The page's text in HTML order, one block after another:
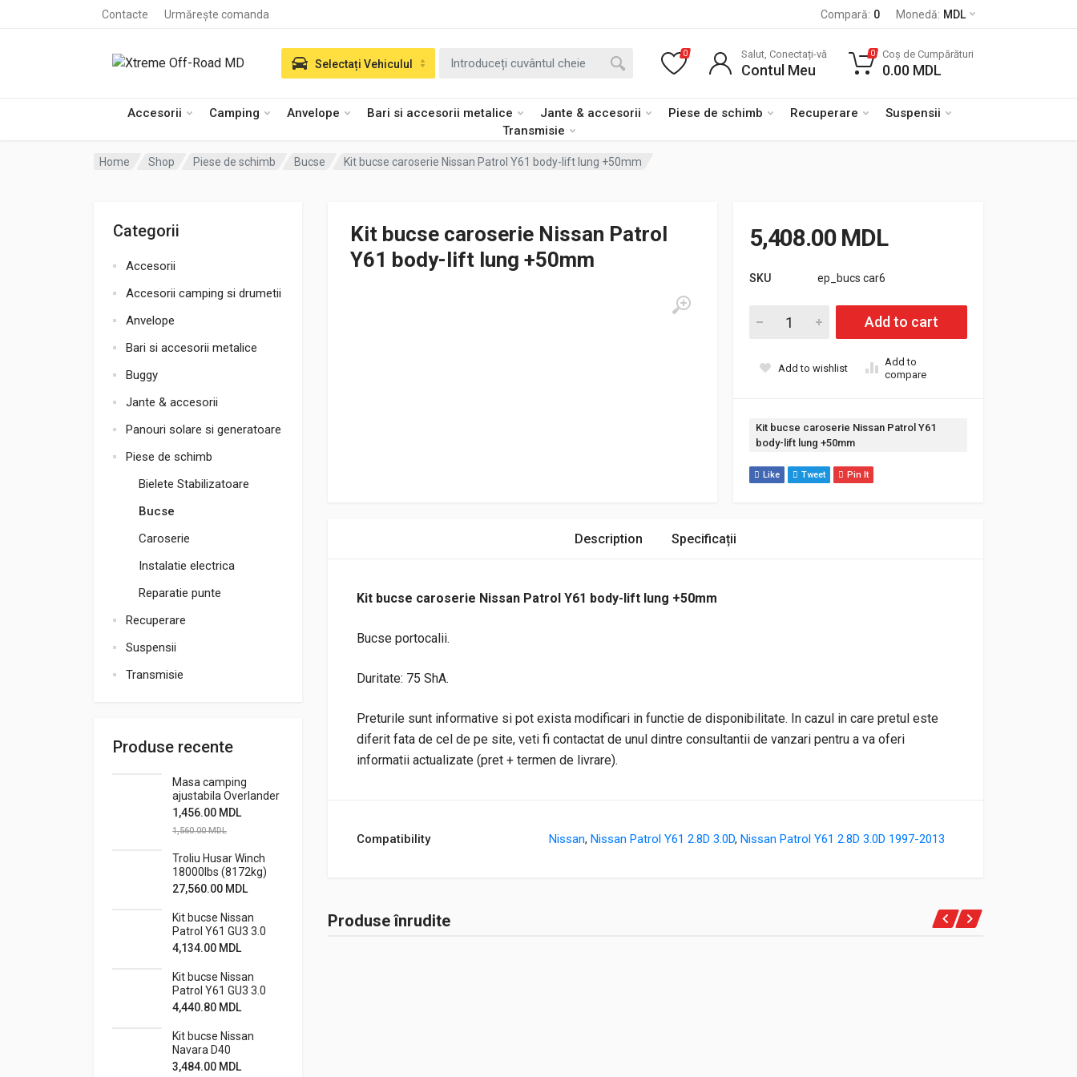
Contacte Urmărește comanda Compară: 0 Monedă: MDL
Accesorii Camping Anvelope Bari si accesorii metalice Jante & accesorii Piese de schimb Recuperare
Suspensii
Transmisie
Selectați Vehiculul
0 Salut, Conectați-vă
Contul Meu
0 Coș de Cumpărături
0.00 MDL
Home Shop Piese de schimb Bucse Kit bucse caroserie Nissan Patrol Y61 body-lift lung +50mm
Categorii
Accesorii
Accesorii camping si drumetii
Anvelope
Bari si accesorii metalice
Buggy
Jante & accesorii
Panouri solare si generatoare
Piese de schimb
Bielete Stabilizatoare
Bucse
Caroserie
Instalatie electrica
Reparatie punte
Recuperare
Suspensii
Transmisie
Produse recente
Masa camping
ajustabila Overlander
1,456.00 MDL
1,560.00MDL
Troliu Husar Winch
18000lbs (8172kg)
24V
27,560.00 MDL
Kit bucse Nissan
Patrol Y61 GU3 3.0
standard cu bucse
road
4,134.00 MDL
Kit bucse Nissan
Patrol Y61 GU3 3.0
standard cu bucse
metalice+stabiliz.
off-road
4,440.80 MDL
Kit bucse Nissan
Navara D40
3,484.00 MDL
Kit bucse caroserie Nissan Patrol
Y61 body-lift lung +50mm
5,408.00 MDL
SKU ep_bucs car6
Cantitate Kit bucse caroserie Nissan Patrol Y61 body-lift lung
Add to cart
Add to wishlist
Add to
compare
Etichetă:
Kit bucse caroserie Nissan Patrol Y61
body-lift lung +50mm
Like Tweet Pin It
Description Specificații
Kit bucse caroserie Nissan Patrol Y61 body-lift lung +50mm
Bucse portocalii.
Duritate: 75 ShA.
Preturile sunt informative si pot exista modificari in functie de disponibilitate. In cazul in care pretul este
diferit fata de cel de pe site, veti fi contactat de unul dintre consultantii de vanzari pentru a va oferi
informatii actualizate (pret + termen de livrare).
Compatibility Nissan, Nissan Patrol Y61 2.8D 3.0D, Nissan Patrol Y61 2.8D 3.0D 1997-2013
Produse înrudite